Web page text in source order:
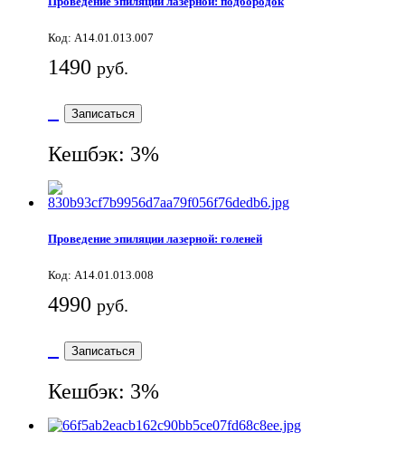
Код: A14.01.013.007
1490 руб.
Записаться
Кешбэк: 3%
Проведение эпиляции лазерной: голеней
Код: A14.01.013.008
4990 руб.
Записаться
Кешбэк: 3%